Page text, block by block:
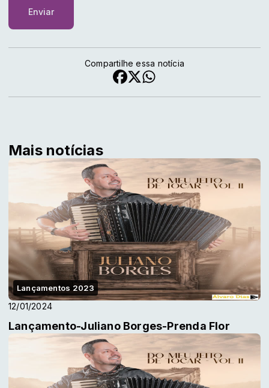
Enviar
Compartilhe essa notícia
Mais notícias
Lançamentos 2023
12/01/2024
Lançamento-Juliano Borges-Prenda Flor